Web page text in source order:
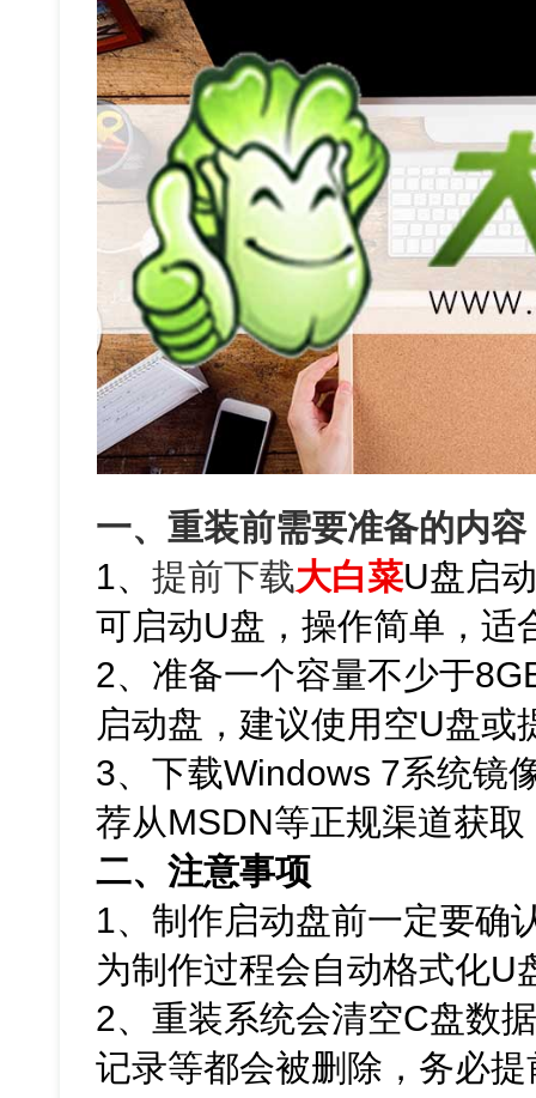
一、重装前需要准备的内容
1、提前下载大白菜U盘启
可启动U盘，操作简单，适
2、准备一个容量不少于
启动盘，建议使用空U盘或
3、下载Windows 7系统镜
荐从MSDN等正规渠道获
二、注意事项
1、制作启动盘前一定要确
为制作过程会自动格式化U
2、重装系统会清空C盘数
记录等都会被删除，务必